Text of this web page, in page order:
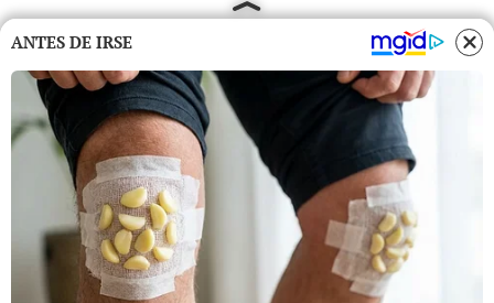
ANTES DE IRSE